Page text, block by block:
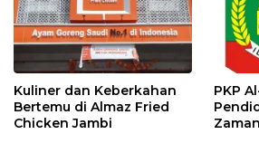
Kuliner dan Keberkahan
Bertemu di Almaz Fried
Chicken Jambi
PKP